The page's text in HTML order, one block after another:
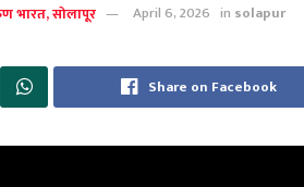
भारत, सोलापूर April 6, 2026 in solapur
Share on Facebook